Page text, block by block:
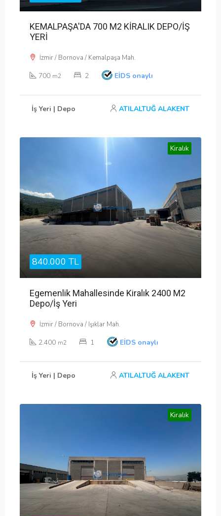
KEMALPAŞA'DA 700 M2 KİRALIK DEPO/İŞ
YERİ
İzmir / Bornova / Kemalpaşa Mah.
700 m2 2 EİDS onaylı
İş Yeri | Depo ATILALTUĞ ALAKENT
Kiralık
840.000 TL
Egemenlik Mahallesinde Kiralık 2400 M2
Depo/İş Yeri
İzmir / Bornova / Işıklar Mah.
2.400 m2 1 EİDS onaylı
İş Yeri | Depo ATILALTUĞ ALAKENT
Kiralık